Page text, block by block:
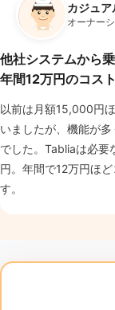
カジュア
オーナー
他社システムから乗
年間12万円のコスト
以前は月額15,000円
いましたが、機能が
でした。Tabliaは必
円。年間で12万円ほ
す。